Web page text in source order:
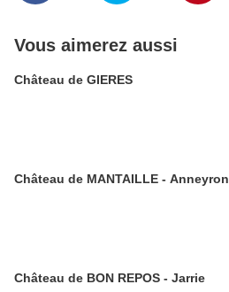
Vous aimerez aussi
Château de GIERES
Château de MANTAILLE - Anneyron
Château de BON REPOS - Jarrie